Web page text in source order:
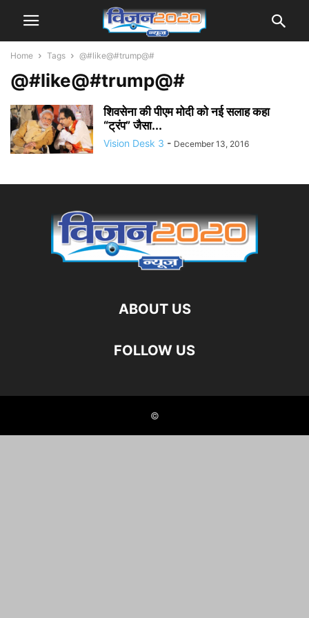
Home Tags @#like@#trump@#
@#like@#trump@#
शिवसेना की पीएम मोदी को नई सलाह कहा
“ट्रंप” जैसा...
Vision Desk 3 - December 13, 2016
ABOUT US
FOLLOW US
©